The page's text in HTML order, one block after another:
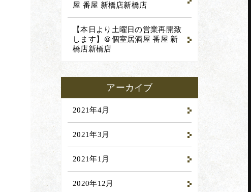
屋 番屋 新橋店新橋店
【本日より土曜日の営業再開致
します】＠個室居酒屋 番屋 新
橋店新橋店
アーカイブ
2021年4月
2021年3月
2021年1月
2020年12月